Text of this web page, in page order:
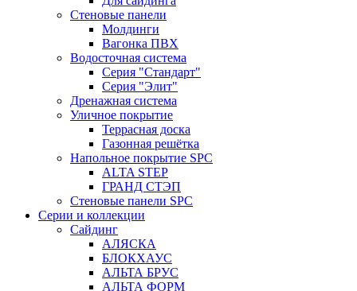
Стеновые панели
Молдинги
Вагонка ПВХ
Водосточная система
Серия "Стандарт"
Серия "Элит"
Дренажная система
Уличное покрытие
Террасная доска
Газонная решётка
Напольное покрытие SPC
ALTA STEP
ГРАНД СТЭП
Стеновые панели SPC
Серии и коллекции
Сайдинг
АЛЯСКА
БЛОКХАУС
АЛЬТА БРУС
АЛЬТА ФОРМ